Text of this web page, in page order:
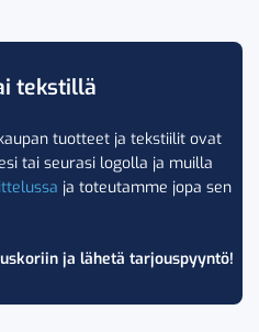
tekstillä
tuotteet ja tekstiilit ovat
tai seurasi logolla ja muilla
ja toteutamme jopa sen
ja lähetä tarjouspyyntö!